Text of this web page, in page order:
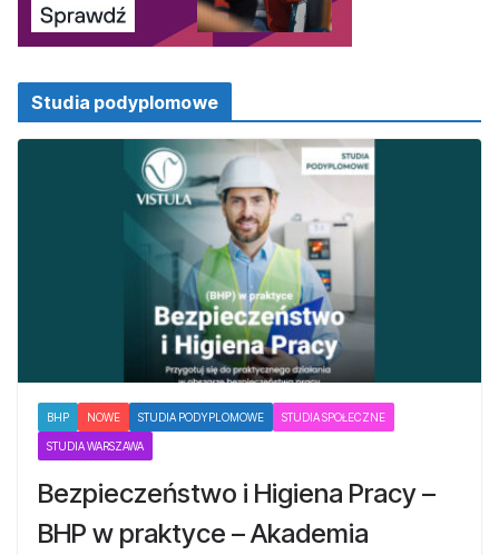
Studia podyplomowe
BHP NOWE STUDIA PODYPLOMOWE STUDIA SPOŁECZNE
STUDIA WARSZAWA
Bezpieczeństwo i Higiena Pracy –
BHP w praktyce – Akademia